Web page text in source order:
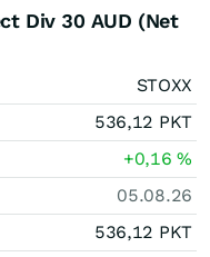
Div 30 AUD (Net
STOXX
536,12 PKT
+0,16%
05.08.26
536,12 PKT